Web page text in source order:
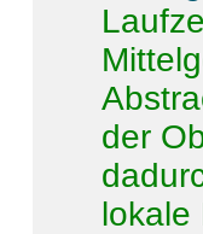
der
lokale